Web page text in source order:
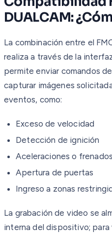
DUALCAM:
La combinación entre el
realiza a través de la
permite enviar comandos
capturar imágenes
eventos, como:
Exceso de velocidad
Detección de ignición
Aceleraciones o
Apertura de puertas
Ingreso a zonas
La grabación de video se
interna del dispositivo; para